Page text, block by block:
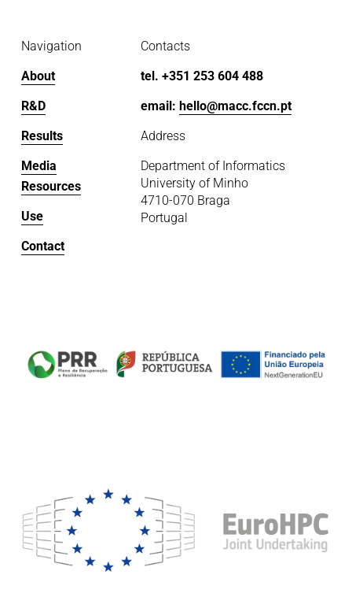
Contacts
tel. +351 253 604 488
email: hello@macc.fccn.pt
Address
Department of Informatics
University of Minho
4710-070 Braga
Portugal
Navigation
About
R&D
Results
Media
Resources
Use
Contact